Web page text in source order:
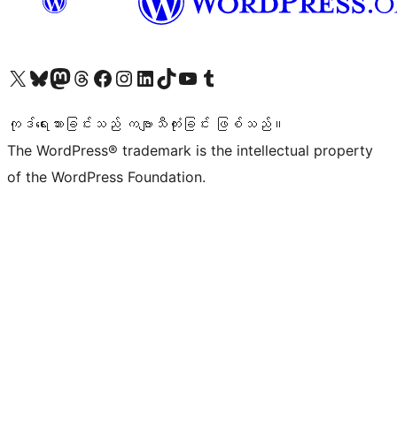
ကျွန်ုပ်တို့၏ X (ယခင် Twitter) အကောင့်သို့ သွားရောက်ကြည့်ရှုပါကျွန်ုပ်တို့၏ Bluesky အကောင့်သို့ ဝင်ရောက်ကြည့်ရှုရန်
ကျွန်ုပ်တို့၏ Mastodon အကောင့်သို့ သွားရောက်ကြည့်ရှုပါကျွန်ုပ်တို့၏ Threads အကောင့်သို့ ဝင်ရောက်ကြည့်ရှုရန်
ကျွန်ုပ်တို့၏ Facebook စာမျက်နှာသို့ သွားရောက်ကြည့်ရှုပါကျွန်ုပ်တို့၏ Instagram အကောင့်သို့ သွားရောက်ကြည့်ရှုပါ ကျွန်ုပ်တို့၏ LinkedIn အကောင့်သို့ သွားရောက်ကြည့်ရှုပါကျွန်ုပ်တို့၏ TikTok အကောင့်သို့ ဝင်ရောက်ကြည့်ရှုရန်
ကျွန်ုပ်တို့၏ YouTube ချန်နယ်သို့ သွားရောက်ကြည့်ရှုပါ ကျွန်ုပ်တို့၏ Tumblr အကောင့်သို့ ဝင်ရောက်ကြည့်ရှုရန်
ကုဒ်ရေးသားခြင်းသည် ကဗျာသီကုံးခြင်း ဖြစ်သည်။
The WordPress® trademark is the intellectual property
of the WordPress Foundation.